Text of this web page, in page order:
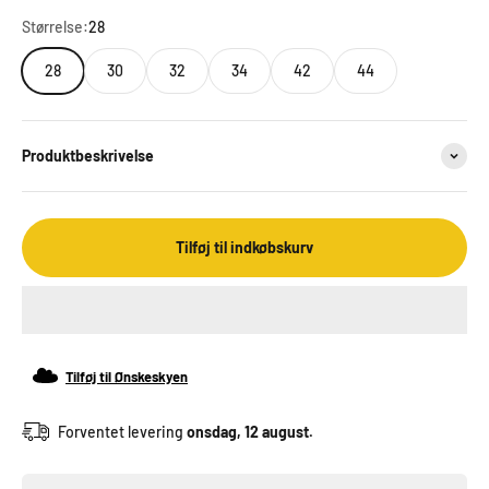
Størrelse:28
28 30 32 34 42 44
Produktbeskrivelse
Tilføj til indkøbskurv
Tilføj til Ønskeskyen
Forventet levering onsdag, 12 august.